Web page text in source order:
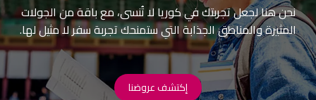
نحن هنا لجعل تجربتك في كوريا لا تُنسى، مع باقة من الجولات
المثيرة والمناطق الجذابة التي ستمنحك تجربة سفر لا مثيل لها.
إكتشف عروضنا